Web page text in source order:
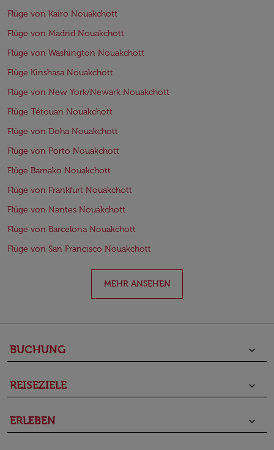
Flüge von Kairo Nouakchott
Flüge von Madrid Nouakchott
Flüge von Washington Nouakchott
Flüge Kinshasa Nouakchott
Flüge von New York/Newark Nouakchott
Flüge Tétouan Nouakchott
Flüge von Doha Nouakchott
Flüge von Porto Nouakchott
Flüge Bamako Nouakchott
Flüge von Frankfurt Nouakchott
Flüge von Nantes Nouakchott
Flüge von Barcelona Nouakchott
Flüge von San Francisco Nouakchott
MEHR ANSEHEN
BUCHUNG keyboard_arrow_down
REISEZIELE keyboard_arrow_down
ERLEBEN keyboard_arrow_down